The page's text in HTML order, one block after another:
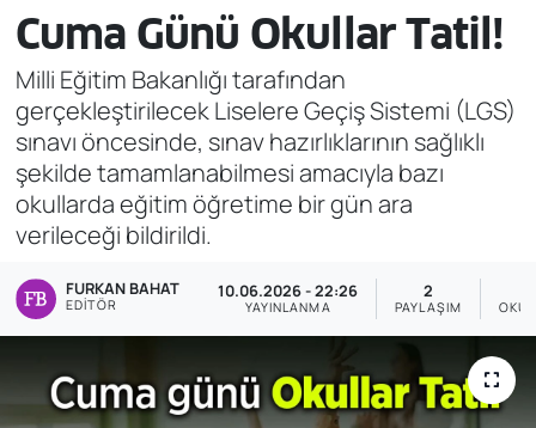
Cuma Günü Okullar Tatil!
Milli Eğitim Bakanlığı tarafından
gerçekleştirilecek Liselere Geçiş Sistemi (LGS)
sınavı öncesinde, sınav hazırlıklarının sağlıklı
şekilde tamamlanabilmesi amacıyla bazı
okullarda eğitim öğretime bir gün ara
verileceği bildirildi.
FURKAN BAHAT
EDITÖR
10.06.2026 - 22:26
YAYINLANMA
2
PAYLAŞIM
Asayiş
Bilim ve Teknoloji
Bölge
Dünya
Ekonomi
Genel
Gündem
Tüm Manşetler
Son Dakika Haberleri
Haber Arşivi